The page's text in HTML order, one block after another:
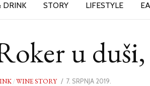
DRINK STORY LIFESTYLE
u
/WINE STORY
POSTED
7. SRPNJA 2019.